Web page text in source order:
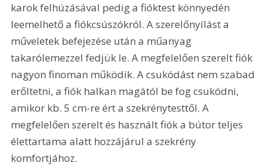
karok felhúzásával pedig a fióktest könnyedén
leemelhető a fiókcsúszókról. A szerelőnyílást a
műveletek befejezése után a műanyag
takarólemezzel fedjük le. A megfelelően szerelt fiók
nagyon finoman működik. A csukódást nem szabad
erőltetni, a fiók halkan magától be fog csukódni,
amikor kb. 5 cm-re ért a szekrénytesttől. A
megfelelően szerelt és használt fiók a bútor teljes
élettartama alatt hozzájárul a szekrény
komfortjához.